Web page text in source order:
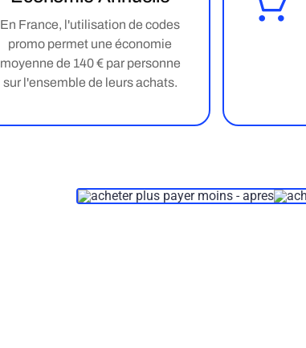
En France, l'utilisation de codes
promo permet une économie
moyenne de 140 € par personne
sur l'ensemble de leurs achats.